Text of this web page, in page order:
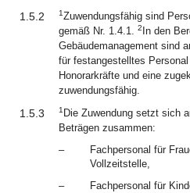
1.5.2 1Zuwendungsfähig sind
gemäß Nr. 1.4.1. 2 In den
Gebäudemanagement sind
für festangestelltes
Honorarkräfte und eine
zuwendungsfähig.
1.5.3 1 Die Zuwendung setzt sich
Beträgen zusammen:
–
Fachpersonal für
Vollzeitstelle,
–
Fachpersonal für